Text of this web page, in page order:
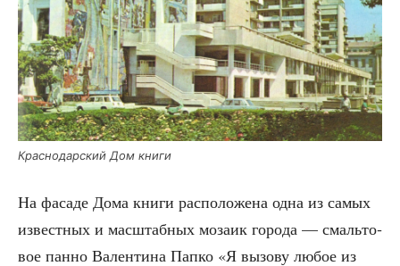
Крас­но­дар­ский Дом книги
На фаса­де Дома кни­ги рас­по­ло­же­на одна из самых
извест­ных и мас­штаб­ных моза­ик горо­да — смаль­то­
вое пан­но Вален­ти­на Пап­ко «Я вызо­ву любое из